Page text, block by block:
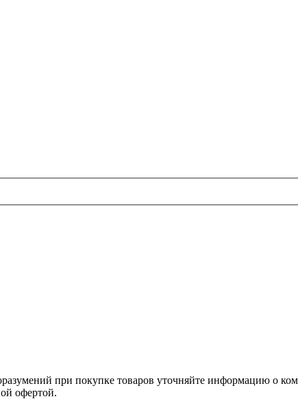
при покупке товаров уточняйте информацию о
офертой.